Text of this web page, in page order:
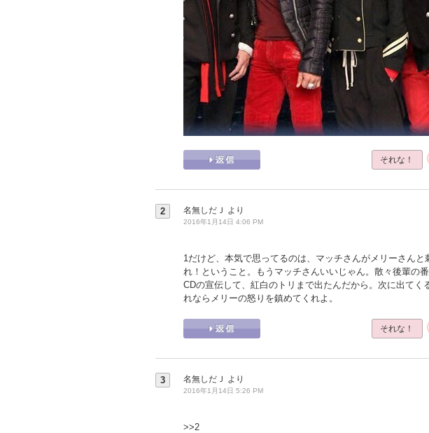
それな！
2 名無しだＪ より
2016年1月14日 4:06 PM
1だけど、本気で思ってるのは、マッチさんがメリーさんと
れ！ということ。もうマッチさんいいじゃん。散々後輩の
CDの宣伝して、紅白のトリまで出たんだから。次に出てく
れならメリーの怒りを鎮めてくれよ。
それな！
3 名無しだＪ より
2016年1月14日 5:26 PM
>>2